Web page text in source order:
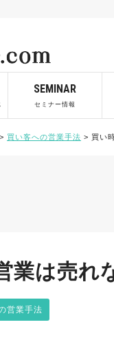
SEMINAR
セミナー情報
> 買い客への営業手法 > 買い
業は売れ
営業手法